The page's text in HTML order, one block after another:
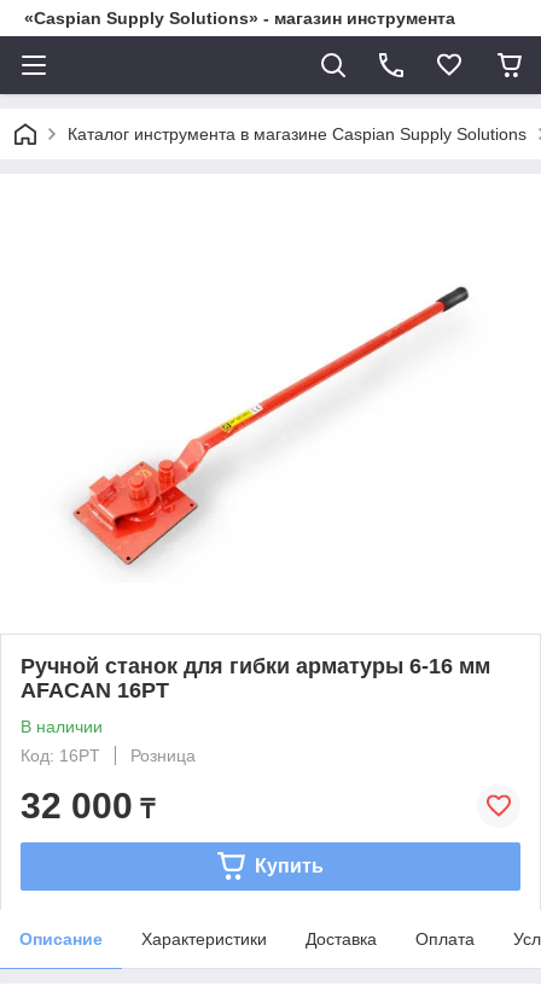
«Caspian Supply Solutions» - магазин инструмента
Каталог инструмента в магазине Caspian Supply Solutions
Ручной станок для гибки арматуры 6-16 мм
AFACAN 16PT
В наличии
Код: 16PT
Розница
32 000 ₸
Купить
Описание Характеристики Доставка Оплата